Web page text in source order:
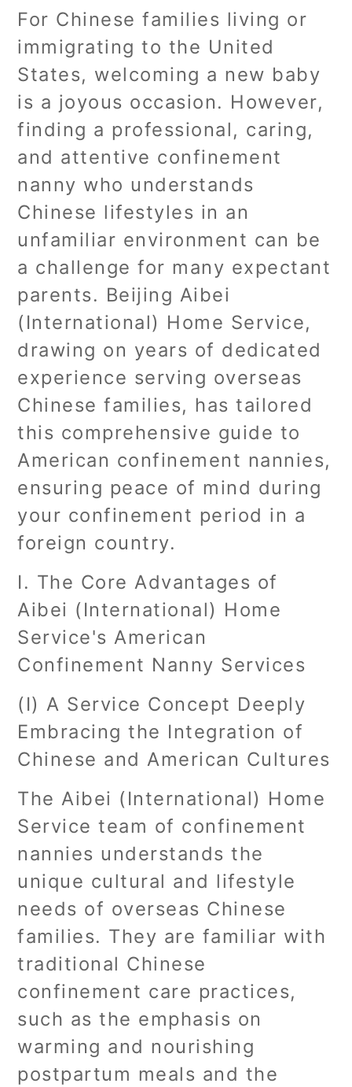
For Chinese families living or
immigrating to the United
States, welcoming a new baby
is a joyous occasion. However,
finding a professional, caring,
and attentive confinement
nanny who understands
Chinese lifestyles in an
unfamiliar environment can be
a challenge for many expectant
parents. Beijing Aibei
(International) Home Service,
drawing on years of dedicated
experience serving overseas
Chinese families, has tailored
this comprehensive guide to
American confinement nannies,
ensuring peace of mind during
your confinement period in a
foreign country.
I. The Core Advantages of
Aibei (International) Home
Service's American
Confinement Nanny Services
(I) A Service Concept Deeply
Embracing the Integration of
Chinese and American Cultures
The Aibei (International) Home
Service team of confinement
nannies understands the
unique cultural and lifestyle
needs of overseas Chinese
families. They are familiar with
traditional Chinese
confinement care practices,
such as the emphasis on
warming and nourishing
postpartum meals and the